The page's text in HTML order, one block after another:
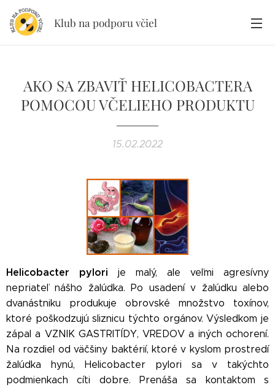
Klub na podporu včiel
AKO SA ZBAVIŤ HELICOBACTERA
POMOCOU VČELIEHO PRODUKTU
15.02.2022
Helicobacter pylori je malý, ale veľmi agresívny
nepriateľ nášho žalúdka. Po usadení v žalúdku alebo
dvanástniku produkuje obrovské množstvo toxínov,
ktoré poškodzujú sliznicu týchto orgánov. Výsledkom je
zápal a VZNIK GASTRITÍDY, VREDOV a iných ochorení.
Na rozdiel od väčšiny baktérií, ktoré v kyslom prostredí
žalúdka hynú, Helicobacter pylori sa v takýchto
podmienkach cíti dobre. Prenáša sa kontaktom s